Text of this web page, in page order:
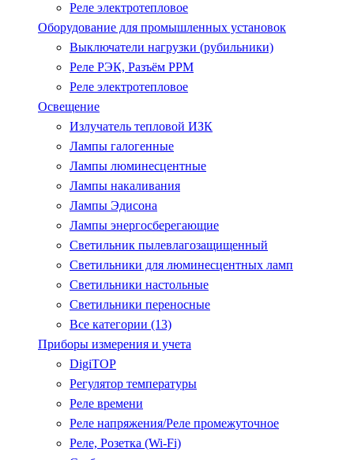
Реле электротепловое
Оборудование для промышленных установок
Выключатели нагрузки (рубильники)
Реле РЭК, Разъём РРМ
Реле электротепловое
Освещение
Излучатель тепловой ИЗК
Лампы галогенные
Лампы люминесцентные
Лампы накаливания
Лампы Эдисона
Лампы энергосберегающие
Светильник пылевлагозащищенный
Светильники для люминесцентных ламп
Светильники настольные
Светильники переносные
Все категории (13)
Приборы измерения и учета
DigiTOP
Регулятор температуры
Реле времени
Реле напряжения/Реле промежуточное
Реле, Розетка (Wi-Fi)